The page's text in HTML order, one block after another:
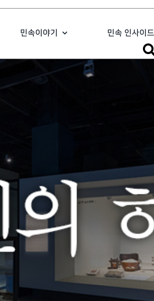
민속이야기 민속 인사이드